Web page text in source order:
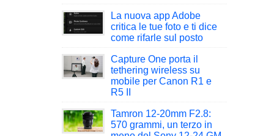
La nuova app Adobe
critica le tue foto e ti dice
come rifarle sul posto
Capture One porta il
tethering wireless su
mobile per Canon R1 e
R5 II
Tamron 12-20mm F2.8:
570 grammi, un terzo in